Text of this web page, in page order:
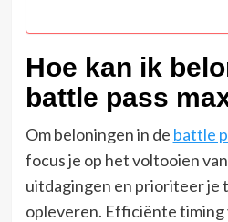
Hoe kan ik
battle pass
Om beloningen in de battle
focus je op het voltooien
uitdagingen en prioriteer je
opleveren. Efficiënte timing